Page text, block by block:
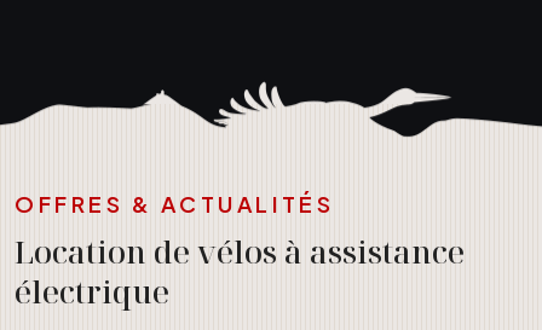
OFFRES & ACTUALITÉS
Location de vélos à assistance
électrique